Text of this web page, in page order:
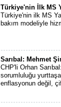
Türkiye'nin İlk MS
Türkiye'nin ilk MS
bakım modeliyle
Sarıbal: Mehmet
CHP'li Orhan
sorumluluğu
enflasyonun değil,